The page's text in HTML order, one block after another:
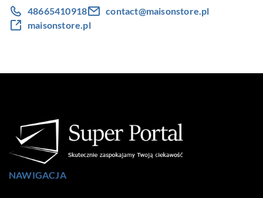
48665410918
contact@maisonstore.pl
maisonstore.pl
NAWIGACJA